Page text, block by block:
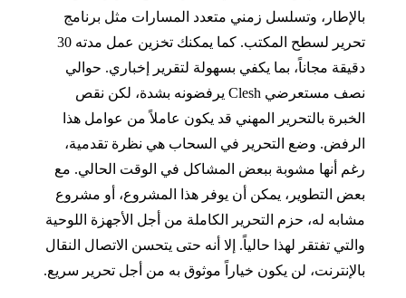
بالإطار، وتسلسل زمني متعدد المسارات مثل برنامج
تحرير لسطح المكتب. كما يمكنك تخزين عمل مدته 30
دقيقة مجاناً، بما يكفي بسهولة لتقرير إخباري. حوالي
نصف مستعرضي Clesh يرفضونه بشدة، لكن نقص
الخبرة بالتحرير المهني قد يكون عاملاً من عوامل هذا
الرفض. وضع التحرير في السحاب هي نظرة تقدمية،
رغم أنها مشوبة ببعض المشاكل في الوقت الحالي. مع
بعض التطوير، يمكن أن يوفر هذا المشروع، أو مشروع
مشابه له، حزم التحرير الكاملة من أجل الأجهزة اللوحية
والتي تفتقر لهذا حالياً. إلا أنه حتى يتحسن الاتصال النقال
بالإنترنت، لن يكون خياراً موثوق به من أجل تحرير سريع.